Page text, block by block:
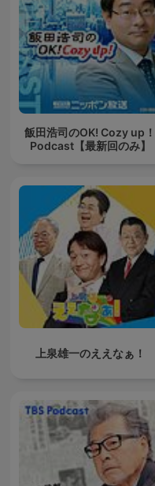
飯田浩司のOK! Cozy up！
Podcast【最新回のみ】
上泉雄一のええなぁ！